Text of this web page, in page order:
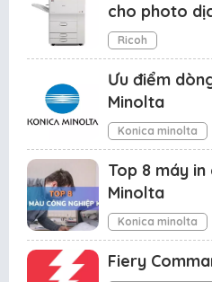
cho photo
Ricoh
Ưu điểm
Minolta
Konica minolta
Top 8 máy
Minolta
Konica minolta
Fiery